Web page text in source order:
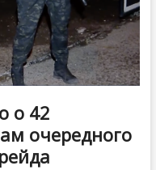
о 42
очередного